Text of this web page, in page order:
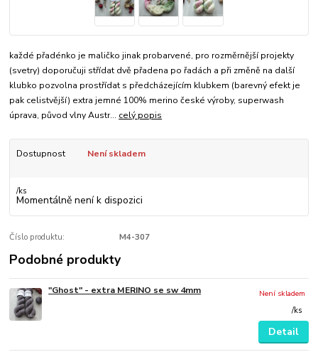
každé přadénko je maličko jinak probarvené, pro rozměrnější projekty
(svetry) doporučuji střídat dvě přadena po řadách a při změně na další
klubko pozvolna prostřídat s předcházejícím klubkem (barevný efekt je
pak celistvější) extra jemné 100% merino české výroby, superwash
úprava, původ vlny Austr... celý popis
Dostupnost Není skladem
/ks
Momentálně není k dispozici
Číslo produktu: M4-307
Podobné produkty
"Ghost" - extra MERINO se sw 4mm
/ks
Není skladem
Detail